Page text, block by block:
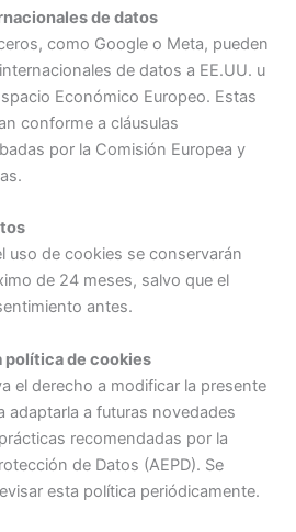
de datos
como Google o Meta, pueden
de datos a EE.UU. u
Económico Europeo. Estas
conforme a cláusulas
por la Comisión Europea y
uso de cookies se conservarán
de 24 meses, salvo que el
antes.
política de cookies
el derecho a modificar la presente
adaptarla a futuras novedades
recomendadas por la
de Datos (AEPD). Se
esta política periódicamente.